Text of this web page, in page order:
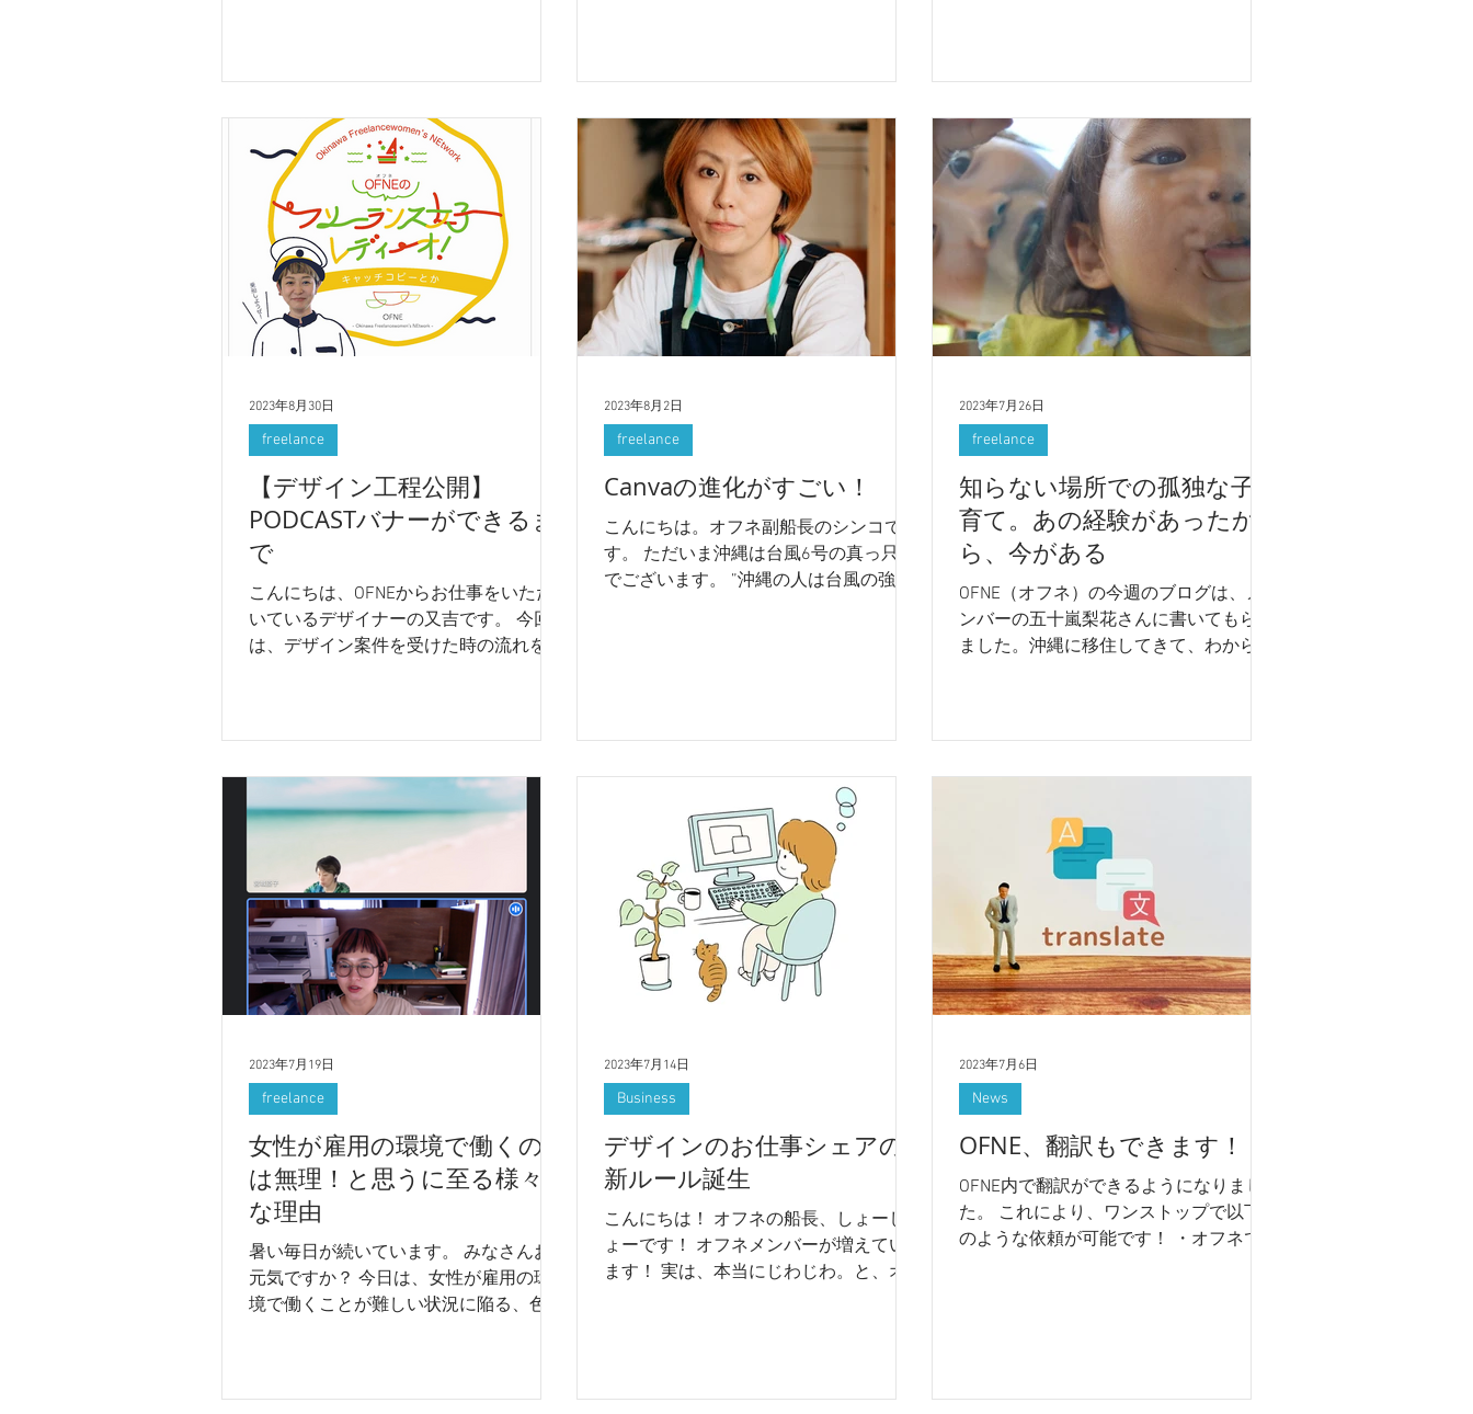
いものですね。...
る...
【デザイン工程公開】
PODCASTバナーができるま
で
こんにちは、OFNEからお仕事をいただ
いているデザイナーの又吉です。 今回
は、デザイン案件を受けた時の流れをご
freelance
2023年8月30日
Canvaの進化がすごい！
こんにちは。オフネ副船長のシンコで
す。 ただいま沖縄は台風6号の真っ只中
でございます。 ”沖縄の人は台風の強さ
freelance
2023年8月2日
知らない場所での孤独な子
育て。あの経験があったか
ら、今がある
OFNE（オフネ）の今週のブログは、メ
ンバーの五十嵐梨花さんに書いてもらい
ました。沖縄に移住してきて、わからな
freelance
2023年7月26日
女性が雇用の環境で働くの
は無理！と思うに至る様々
な理由
暑い毎日が続いています。 みなさんお
元気ですか？ 今日は、女性が雇用の環
境で働くことが難しい状況に陥る、色々
freelance
2023年7月19日
デザインのお仕事シェアの
新ルール誕生
こんにちは！ オフネの船長、しょーし
ょーです！ オフネメンバーが増えてい
ます！ 実は、本当にじわじわ。と、オ
たや！！...
Business
2023年7月14日
OFNE、翻訳もできます！
OFNE内で翻訳ができるようになりまし
た。 これにより、ワンストップで以下
のような依頼が可能です！ ・オフネで
News
2023年7月6日